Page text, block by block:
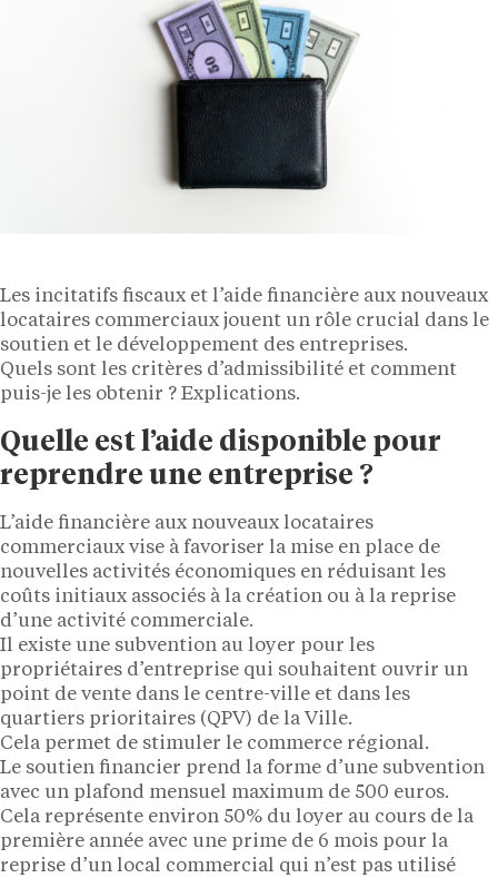
Les incitatifs fiscaux et l’aide financière aux nouveaux
locataires commerciaux jouent un rôle crucial dans le
soutien et le développement des entreprises.
Quels sont les critères d’admissibilité et comment
puis-je les obtenir ? Explications.
Quelle est l’aide disponible pour
reprendre une entreprise ?
L’aide financière aux nouveaux locataires
commerciaux vise à favoriser la mise en place de
nouvelles activités économiques en réduisant les
coûts initiaux associés à la création ou à la reprise
d’une activité commerciale.
Il existe une subvention au loyer pour les
propriétaires d’entreprise qui souhaitent ouvrir un
point de vente dans le centre-ville et dans les
quartiers prioritaires (QPV) de la Ville.
Cela permet de stimuler le commerce régional.
Le soutien financier prend la forme d’une subvention
avec un plafond mensuel maximum de 500 euros.
Cela représente environ 50% du loyer au cours de la
première année avec une prime de 6 mois pour la
reprise d’un local commercial qui n’est pas utilisé